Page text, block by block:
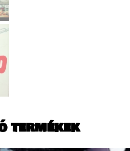
termékek